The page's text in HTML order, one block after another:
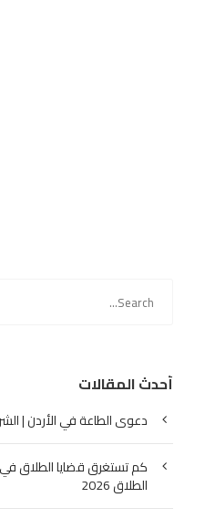
أحدث المقالات
دعوى الطاعة في الأردن |
كم تستغرق قضايا الطلاق
الطلاق 2026